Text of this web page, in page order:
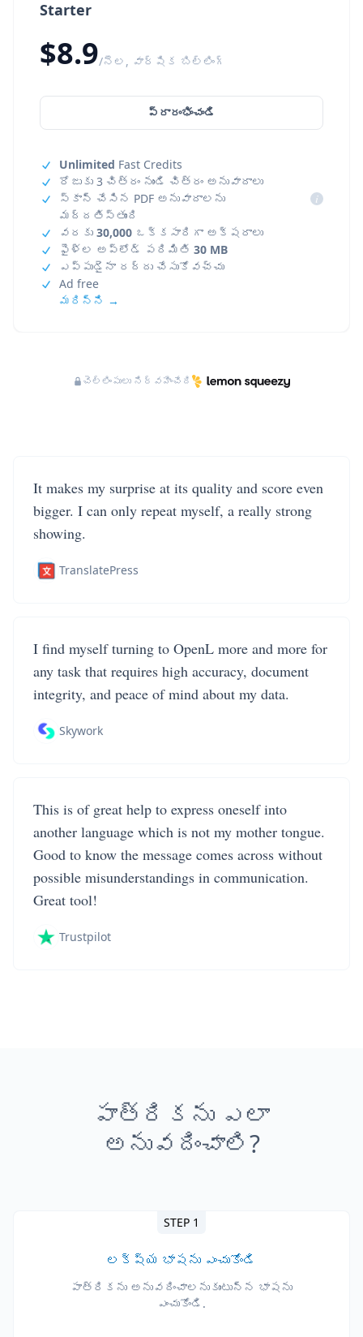
Starter
$8.9/నెల, వార్షిక బిల్లింగ్
ప్రారంభించండి
Unlimited Fast Credits
రోజుకు 3 చిత్రం నుండి చిత్రం అనువాదాలు
స్కాన్ చేసిన PDF అనువాదాలను
మద్దతిస్తుంది
i
వరకు 30,000 ఒక్కసారిగా అక్షరాలు
ఫైళ్ల అప్‌లోడ్ పరిమితి 30 MB
ఎప్పుడైనా రద్దు చేసుకోవచ్చు
Ad free
మరిన్ని →
చెల్లింపులు నిర్వహించేది
It makes my surprise at its quality and score even
bigger. I can only repeat myself, a really strong
showing.
TranslatePress
I find myself turning to OpenL more and more for
any task that requires high accuracy, document
integrity, and peace of mind about my data.
Skywork
This is of great help to express oneself into
another language which is not my mother tongue.
Good to know the message comes across without
possible misunderstandings in communication.
Great tool!
Trustpilot
పాత్రికను ఎలా
అనువదించాలి?
STEP 1
లక్ష్య భాషను ఎంచుకోండి
పాత్రికను అనువదించాలనుకుంటున్న భాషను
ఎంచుకోండి.